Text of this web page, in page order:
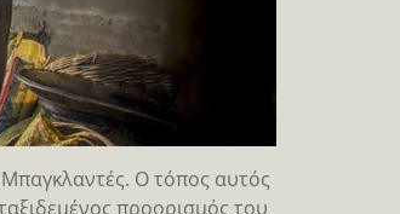
Ο τόπος αυτός
προορισμός του